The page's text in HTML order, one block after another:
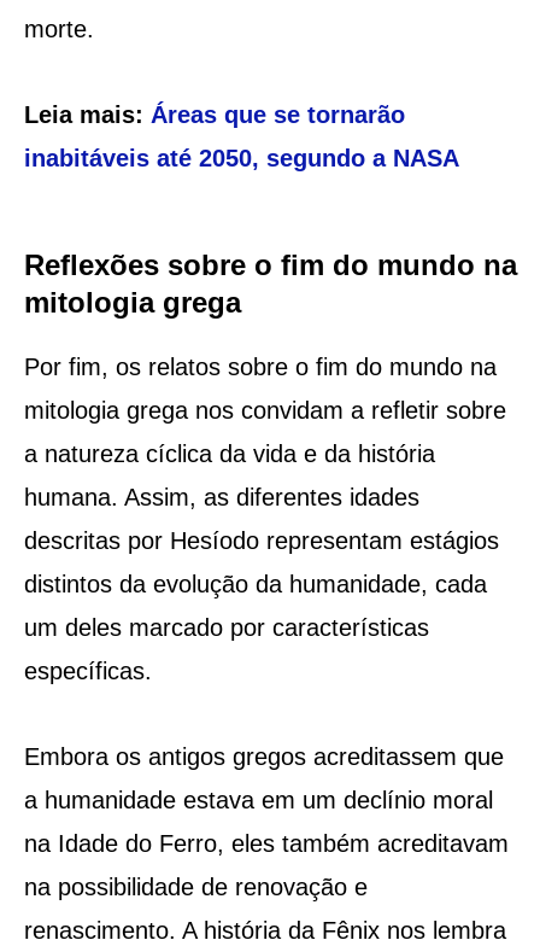
morte.
Leia mais: Áreas que se tornarão
inabitáveis até 2050, segundo a NASA
Reflexões sobre o fim do mundo na
mitologia grega
Por fim, os relatos sobre o fim do mundo na
mitologia grega nos convidam a refletir sobre
a natureza cíclica da vida e da história
humana. Assim, as diferentes idades
descritas por Hesíodo representam estágios
distintos da evolução da humanidade, cada
um deles marcado por características
específicas.
Embora os antigos gregos acreditassem que
a humanidade estava em um declínio moral
na Idade do Ferro, eles também acreditavam
na possibilidade de renovação e
renascimento. A história da Fênix nos lembra